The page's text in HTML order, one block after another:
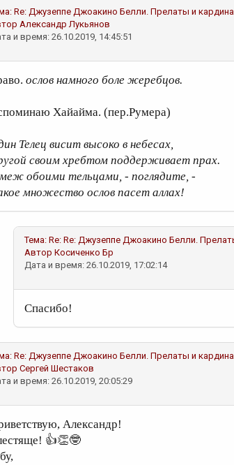
Re: Джузеппе Джоакино Белли. Прелаты и
Александр Лукьянов
и время: 26.10.2019, 14:45:51
ослов намного боле жеребцов.
Хайайма. (пер.Румера)
Телец висит высоко в небесах,
своим хребтом поддерживает прах.
обоими тельцами, - поглядите, -
множество ослов пасет аллах!
Тема: Re: Re: Джузеппе Джоакино Белли.
Автор Косиченко Бр
Дата и время: 26.10.2019, 17:02:14
Спасибо!
Re: Джузеппе Джоакино Белли. Прелаты и
Сергей Шестаков
и время: 26.10.2019, 20:05:29
Александр!
👍👏🤓